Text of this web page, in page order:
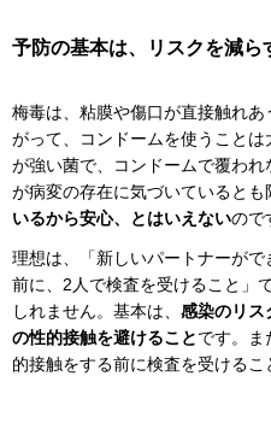
予防の基本は、リスクを減ら
梅毒は、粘膜や傷口が直接触れ
がって、コンドームを使うこと
が強い菌で、コンドームで覆わ
が病変の存在に気づいているとも
いるから安心、とはいえないので
理想は、「新しいパートナーが
前に、2人で検査を受けること」
しれません。基本は、 感染のリス
の性的接触を避けることです。ま
的接触をする前に検査を受けるこ